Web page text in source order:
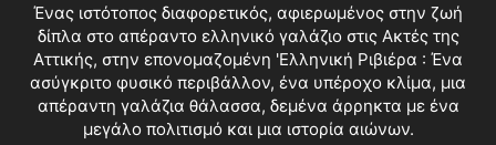
Ένας ιστότοπος διαφορετικός, αφιερωμένος στην ζωή
δίπλα στο απέραντο ελληνικό γαλάζιο στις Ακτές της
Αττικής, στην επονομαζομένη 'Ελληνική Ριβιέρα : Ένα
ασύγκριτο φυσικό περιβάλλον, ένα υπέροχο κλίμα, μια
απέραντη γαλάζια θάλασσα, δεμένα άρρηκτα με ένα
μεγάλο πολιτισμό και μια ιστορία αιώνων.